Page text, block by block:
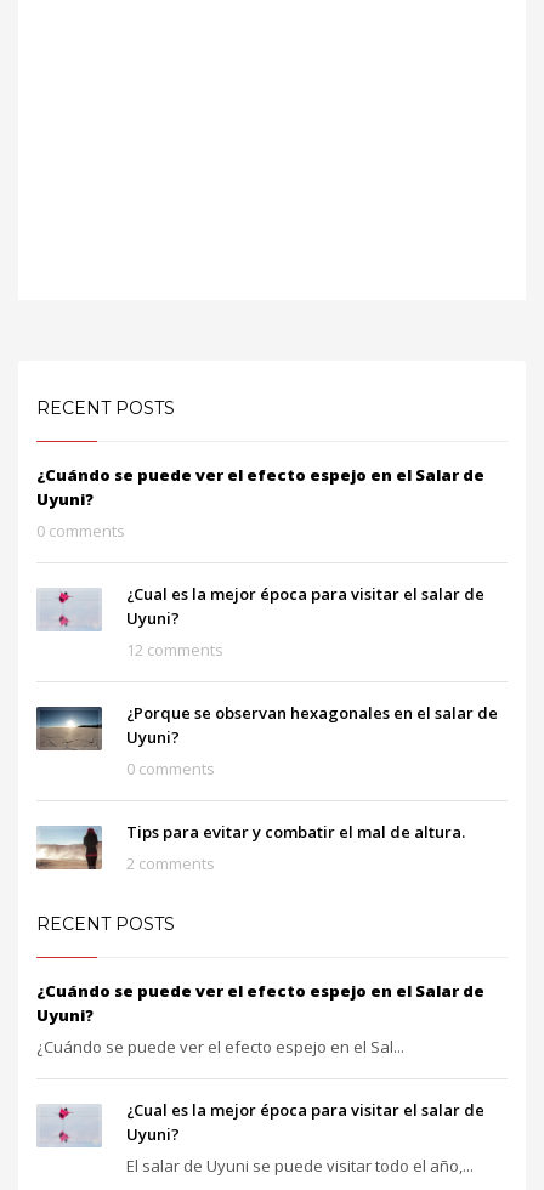
RECENT POSTS
¿Cuándo se puede ver el efecto espejo en el Salar de
Uyuni?
0 comments
¿Cual es la mejor época para visitar el salar de
Uyuni?
12 comments
¿Porque se observan hexagonales en el salar de
Uyuni?
0 comments
Tips para evitar y combatir el mal de altura.
2 comments
RECENT POSTS
¿Cuándo se puede ver el efecto espejo en el Salar de
Uyuni?
¿Cuándo se puede ver el efecto espejo en el Sal...
¿Cual es la mejor época para visitar el salar de
Uyuni?
El salar de Uyuni se puede visitar todo el año,...